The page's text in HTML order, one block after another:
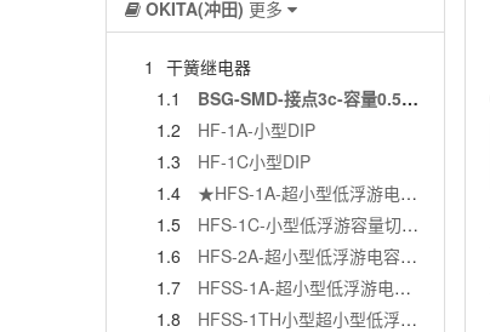
OKITA(冲田) 更多
1
干簧继电器
1.1
BSG-SMD-接点3c-容量0.5A-封装SMD
1.2
HF-1A-小型DIP
1.3
HF-1C小型DIP
1.4
★HFS-1A-超小型低浮游电容DIP
1.5
HFS-1C-小型低浮游容量切换DIP
1.6
HFS-2A-超小型低浮游电容型DIP
1.7
HFSS-1A-超小型低浮游电容型DIP
1.8
HFSS-1TH小型超小型低浮游容量型DIP